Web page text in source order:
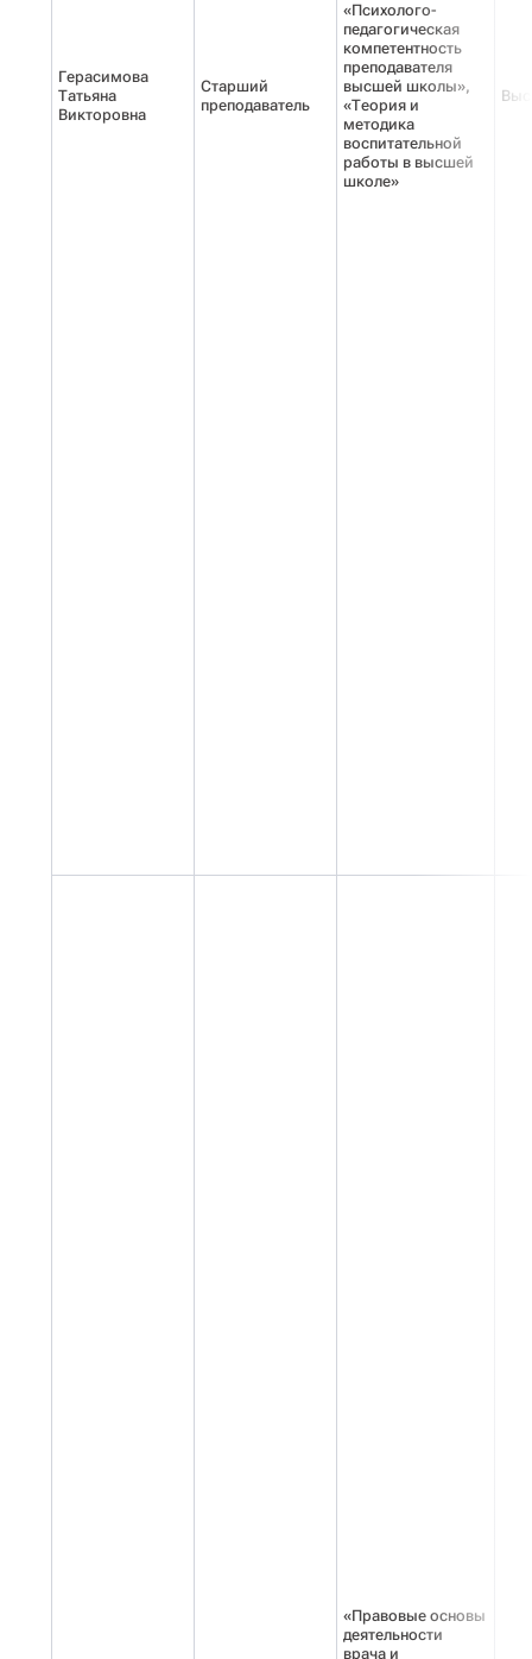
Герасимова
Татьяна
Викторовна
Старший
преподаватель
«Психолого-
педагогическая
компетентность
преподавателя
высшей школы»,
«Теория и
методика
воспитательной
работы в высшей
школе»
«Правовые основы
деятельности
врача и